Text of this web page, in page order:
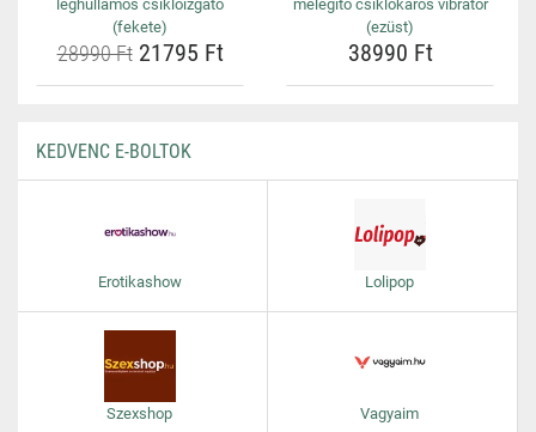
léghullámos csiklóizgató
(fekete)
28990 Ft21795 Ft
melegítő csiklókaros vibrátor
(ezüst)
38990 Ft
KEDVENC E-BOLTOK
Erotikashow Lolipop
Szexshop Vagyaim